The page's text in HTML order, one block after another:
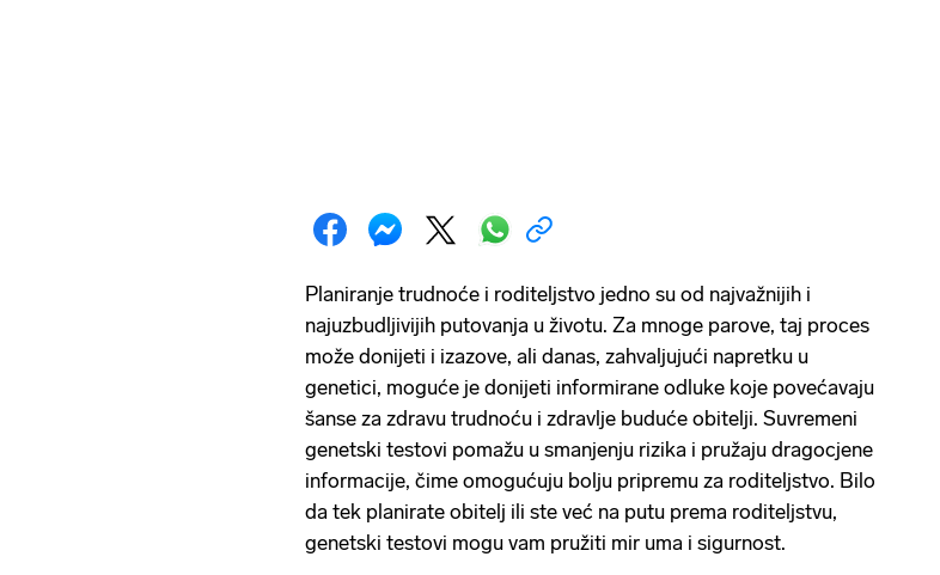
Planiranje trudnoće i roditeljstvo jedno su od najvažnijih i
najuzbudljivijih putovanja u životu. Za mnoge parove, taj proces
može donijeti i izazove, ali danas, zahvaljujući napretku u
genetici, moguće je donijeti informirane odluke koje povećavaju
šanse za zdravu trudnoću i zdravlje buduće obitelji. Suvremeni
genetski testovi pomažu u smanjenju rizika i pružaju dragocjene
informacije, čime omogućuju bolju pripremu za roditeljstvo. Bilo
da tek planirate obitelj ili ste već na putu prema roditeljstvu,
genetski testovi mogu vam pružiti mir uma i sigurnost.